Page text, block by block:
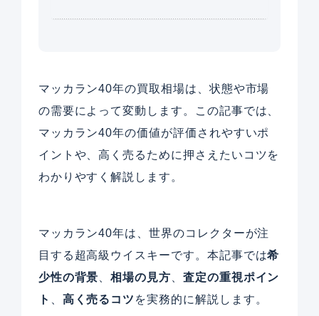
マッカラン40年の買取相場は、状態や市場
の需要によって変動します。この記事では、
マッカラン40年の価値が評価されやすいポ
イントや、高く売るために押さえたいコツを
わかりやすく解説します。
マッカラン40年は、世界のコレクターが注
目する超高級ウイスキーです。本記事では希
少性の背景 、相場の見方
査定の重視ポイン
ト
高く売るコツ を実務的に解説します。